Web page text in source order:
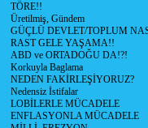
TÖRE!!
Üretilmiş, Gündem
GÜÇLÜ DEVLET/TOPLUM
RAST GELE YAŞAMA!!
ABD ve ORTADOĞU DA!?!
Korkuyla Baglama
NEDEN FAKİRLEŞİYORUZ?
Nedensiz İstifalar
LOBİLERLE MÜCADELE
ENFLASYONLA MÜCADELE